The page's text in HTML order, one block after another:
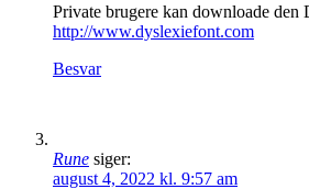
Private brugere kan downloade den
http://www.dyslexiefont.com
Besvar
Rune siger:
august 4, 2022 kl. 9:57 am